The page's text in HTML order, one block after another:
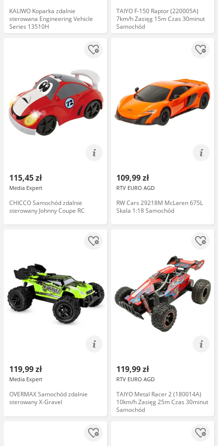
KALIWO Koparka zdalnie
sterowana Engineering Vehicle
Series 13510H
TAIYO F-150 Raptor (220005A)
7km/h Zasięg 15m Czas 30minut
Samochód
115,45 zł
Media Expert
CHICCO Samochód zdalnie
sterowany Johnny Coupe RC
109,99 zł
RTV EURO AGD
RW Cars 29218M McLaren 675L
Skala 1:18 Samochód
119,99 zł
Media Expert
OVERMAX Samochód zdalnie
sterowany X-Gravel
119,99 zł
RTV EURO AGD
TAIYO Metal Racer 2 (180014A)
10km/h Zasięg 25m Czas 30minut
Samochód